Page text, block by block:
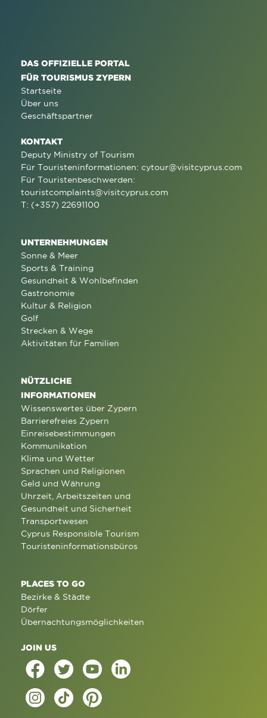
DAS OFFIZIELLE PORTAL
FÜR TOURISMUS ZYPERN
Startseite
Über uns
Geschäftspartner
KONTAKT
Deputy Ministry of Tourism
Für Touristeninformationen: cytour@visitcyprus.com
Für Touristenbeschwerden:
touristcomplaints@visitcyprus.com
T: (+357) 22691100
UNTERNEHMUNGEN
Sonne & Meer
Sports & Training
Gesundheit & Wohlbefinden
Gastronomie
Kultur & Religion
Golf
Strecken & Wege
Aktivitäten für Familien
NÜTZLICHE
INFORMATIONEN
Wissenswertes über Zypern
Barrierefreies Zypern
Einreisebestimmungen
Kommunikation
Klima und Wetter
Sprachen und Religionen
Geld und Währung
Uhrzeit, Arbeitszeiten und
Gesundheit und Sicherheit
Transportwesen
Cyprus Responsible Tourism
Touristeninformationsbüros
PLACES TO GO
Bezirke & Städte
Dörfer
Übernachtungsmöglichkeiten
JOIN US